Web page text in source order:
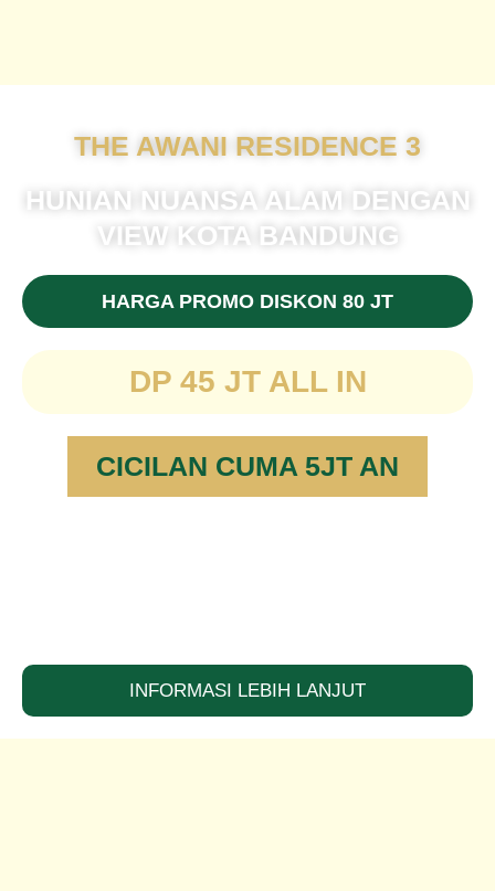
THE AWANI RESIDENCE 3
HUNIAN NUANSA ALAM DENGAN
VIEW KOTA BANDUNG
HARGA PROMO DISKON 80 JT
DP 45 JT ALL IN
CICILAN CUMA 5JT AN
INFORMASI LEBIH LANJUT